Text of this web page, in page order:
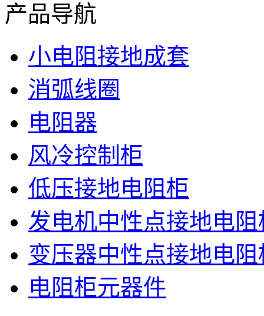
产品导航
小电阻接地成套
消弧线圈
电阻器
风冷控制柜
低压接地电阻柜
发电机中性点接地电阻
变压器中性点接地电阻
电阻柜元器件